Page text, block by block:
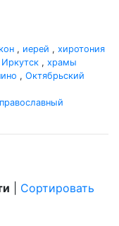
, иерей , хиротония
Иркутск , храмы
, Октябрьский
Сортировать